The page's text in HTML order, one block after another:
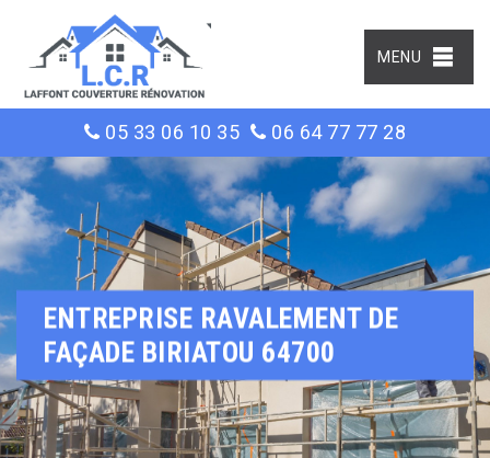
MENU
05 33 06 10 35 06 64 77 77 28
ENTREPRISE RAVALEMENT DE
FAÇADE BIRIATOU 64700